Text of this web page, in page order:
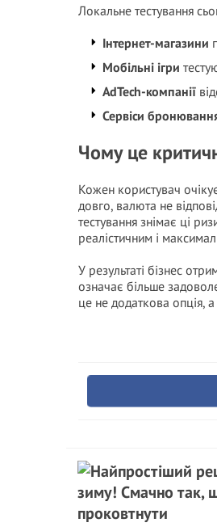
Локальне тестування
Інтернет-магазини
Мобільні ігри
AdTech-компанії
Сервіси
Чому це
Кожен користувач
довго, валюта не
тестування знімає ці
реалістичним і
У результаті бізнес
означає більше
це не додаткова опція, а